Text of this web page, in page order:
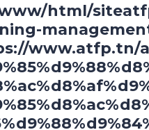
www/html/
www.atfp.tn/